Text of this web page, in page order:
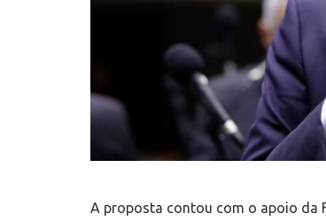
A proposta contou com o apoio da